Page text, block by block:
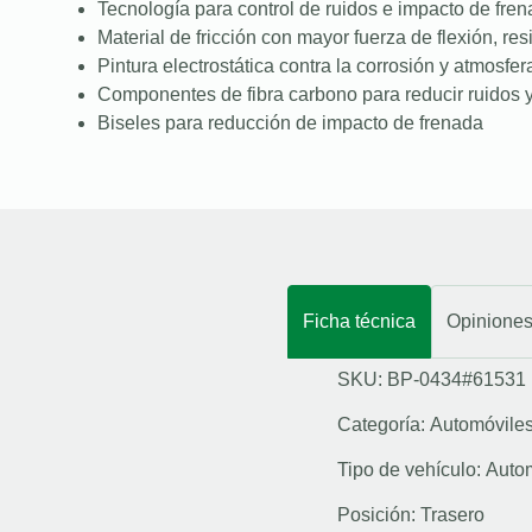
Tecnología para control de ruidos e impacto de
Material de fricción con mayor fuerza de flexión,
Pintura electrostática contra la corrosión y
Componentes de fibra carbono para reducir ruidos
Biseles para reducción de impacto de frenada
Ficha técnica Opiniones
SKU: BP-0434#61531
Categoría:
Tipo de vehículo:
Posición: Trasero